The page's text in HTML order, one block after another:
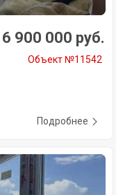
6 900 000 руб.
Объект №11542
Подробнее